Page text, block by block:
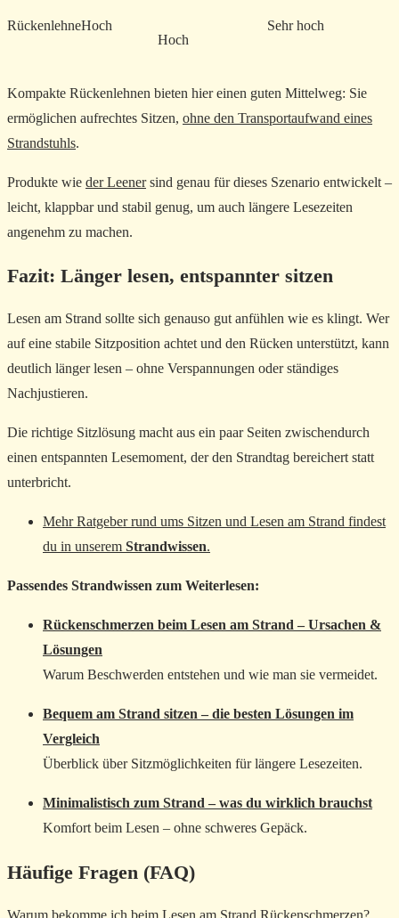
RückenlehneHoch
Hoch
Sehr hoch
Kompakte Rückenlehnen bieten hier einen guten Mittelweg: Sie
ermöglichen aufrechtes Sitzen, ohne den Transportaufwand eines
Strandstuhls.
Produkte wie der Leenersind genau für dieses Szenario entwickelt –
leicht, klappbar und stabil genug, um auch längere Lesezeiten
angenehm zu machen.
Fazit: Länger lesen, entspannter sitzen
Lesen am Strand sollte sich genauso gut anfühlen wie es klingt. Wer
auf eine stabile Sitzposition achtet und den Rücken unterstützt, kann
deutlich länger lesen – ohne Verspannungen oder ständiges
Nachjustieren.
Die richtige Sitzlösung macht aus ein paar Seiten zwischendurch
einen entspannten Lesemoment, der den Strandtag bereichert statt
unterbricht.
Mehr Ratgeber rund ums Sitzen und Lesen am Strand findest
du in unserem Strandwissen.
Passendes Strandwissen zum Weiterlesen:
Rückenschmerzen beim Lesen am Strand – Ursachen &
Lösungen
Warum Beschwerden entstehen und wie man sie vermeidet.
Bequem am Strand sitzen – die besten Lösungen im
Vergleich
Überblick über Sitzmöglichkeiten für längere Lesezeiten.
Minimalistisch zum Strand – was du wirklich brauchst
Komfort beim Lesen – ohne schweres Gepäck.
Häufige Fragen (FAQ)
Warum bekomme ich beim Lesen am Strand Rückenschmerzen?